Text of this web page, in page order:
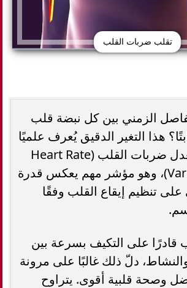
تقلب ضربات القلب
الزمني بين كل نبضة قلب
هذا التغير الدقيق يُعرف علميًا
باسم تقلب معدل ضربات القلب (Heart Rate
Variability - HRV)، وهو مؤشر مهم يعكس قدرة
على تنظيم إيقاع القلب وفقًا
قادرًا على التكيف بسرعة بين
دلّ ذلك غالبًا على مرونة
وصحة قلبية أقوى. يتراوح